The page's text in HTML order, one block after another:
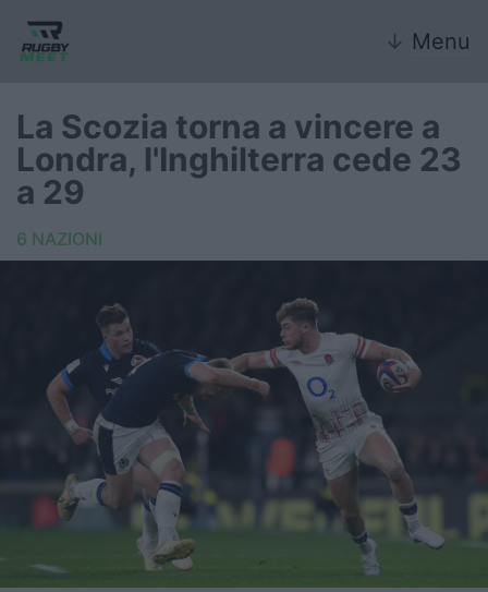
↓ Menu
Nazionale
Nazionali giovanili
Internazionale
6 Nazioni
United Rugby Championship
Top14
Premiership
La Scozia torna a vincere a
Londra, l'Inghilterra cede 23
a 29
6 NAZIONI